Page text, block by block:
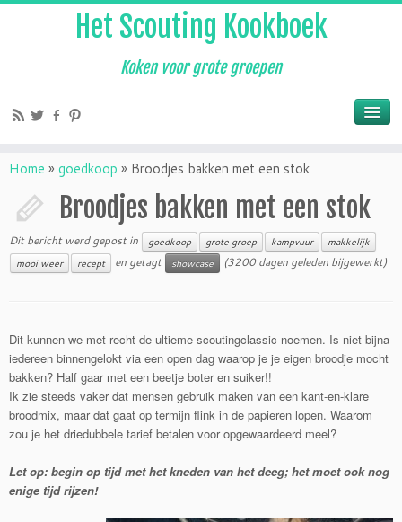
Het Scouting Kookboek
Koken voor grote groepen
Home » goedkoop » Broodjes bakken met een stok
Broodjes bakken met een stok
Dit bericht werd gepost in goedkoop grote groep kampvuur
makkelijk
mooi weer
recept en getagt showcase (3200 dagen geleden bijgewerkt)
Dit kunnen we met recht de ultieme scoutingclassic noemen. Is niet bijna
iedereen binnengelokt via een open dag waarop je je eigen broodje mocht
bakken? Half gaar met een beetje boter en suiker!!
Ik zie steeds vaker dat mensen gebruik maken van een kant-en-klare
broodmix, maar dat gaat op termijn flink in de papieren lopen. Waarom
zou je het driedubbele tarief betalen voor opgewaardeerd meel?
Let op: begin op tijd met het kneden van het deeg; het moet ook nog
enige tijd rijzen!